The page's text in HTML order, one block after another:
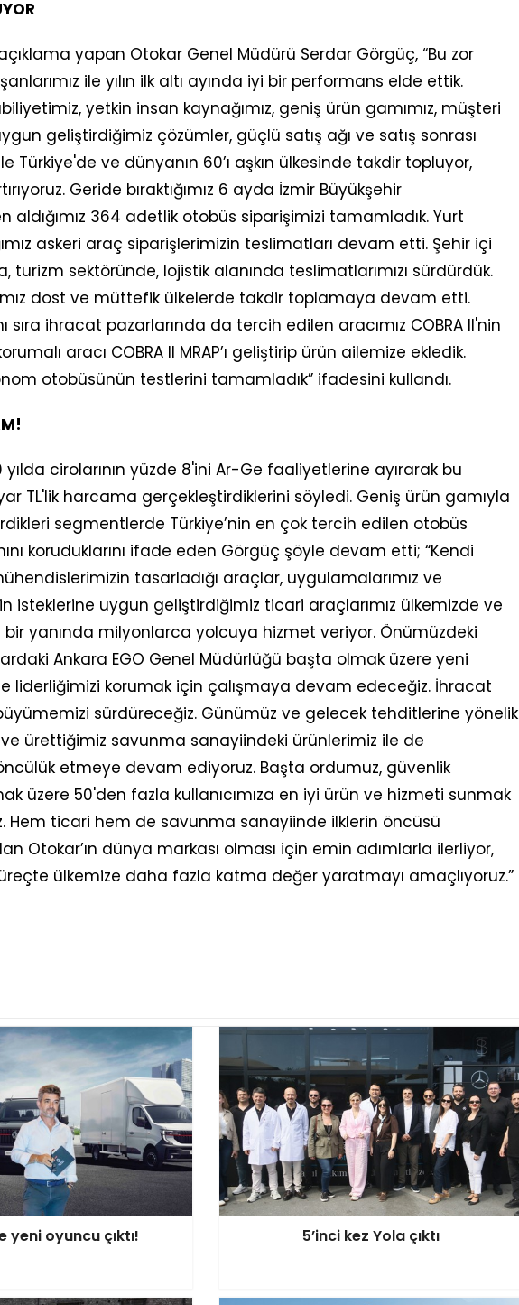
yapan Otokar Genel Müdürü Serdar Görgüç, “Bu zor
ile yılın ilk altı ayında iyi bir performans elde ettik.
yetkin insan kaynağımız, geniş ürün gamımız, müşteri
geliştirdiğimiz çözümler, güçlü satış ağı ve satış sonrası
Türkiye'de ve dünyanın 60’ı aşkın ülkesinde takdir topluyor,
Geride bıraktığımız 6 ayda İzmir Büyükşehir
aldığımız 364 adetlik otobüs siparişimizi tamamladık. Yurt
askeri araç siparişlerimizin teslimatları devam etti. Şehir içi
turizm sektöründe, lojistik alanında teslimatlarımızı sürdürdük.
dost ve müttefik ülkelerde takdir toplamaya devam etti.
sıra ihracat pazarlarında da tercih edilen aracımız COBRA II'nin
aracı COBRA II MRAP’ı geliştirip ürün ailemize ekledik.
otobüsünün testlerini tamamladık” ifadesini kullandı.
yılda cirolarının yüzde 8'ini Ar-Ge faaliyetlerine ayırarak bu
TL'lik harcama gerçekleştirdiklerini söyledi. Geniş ürün gamıyla
segmentlerde Türkiye’nin en çok tercih edilen otobüs
koruduklarını ifade eden Görgüç şöyle devam etti; “Kendi
tasarladığı araçlar, uygulamalarımız ve
isteklerine uygun geliştirdiğimiz ticari araçlarımız ülkemizde ve
bir yanında milyonlarca yolcuya hizmet veriyor. Önümüzdeki
Ankara EGO Genel Müdürlüğü başta olmak üzere yeni
liderliğimizi korumak için çalışmaya devam edeceğiz. İhracat
sürdüreceğiz. Günümüz ve gelecek tehditlerine yönelik
ürettiğimiz savunma sanayiindeki ürünlerimiz ile de
etmeye devam ediyoruz. Başta ordumuz, güvenlik
üzere 50'den fazla kullanıcımıza en iyi ürün ve hizmeti sunmak
Hem ticari hem de savunma sanayiinde ilklerin öncüsü
Otokar’ın dünya markası olması için emin adımlarla ilerliyor,
ülkemize daha fazla katma değer yaratmayı amaçlıyoruz.”
yeni oyuncu çıktı! 5’inci kez Yola çıktı